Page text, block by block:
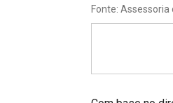
Projetos do IBDFAM
Alienação Parental
Fonte: Assessoria